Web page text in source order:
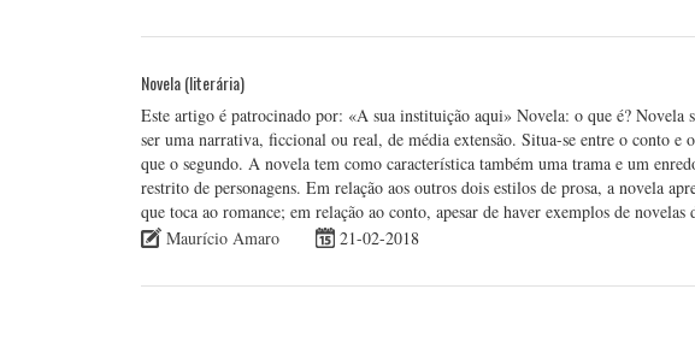
Novela (literária)
Este artigo é patrocinado por: «A sua instituição aqui» Novela: o que é? Novela
ser uma narrativa, ficcional ou real, de média extensão. Situa-se entre o conto
que o segundo. A novela tem como característica também uma trama e um
restrito de personagens. Em relação aos outros dois estilos de prosa, a novela
que toca ao romance; em relação ao conto, apesar de haver exemplos de
Maurício Amaro
21-02-2018